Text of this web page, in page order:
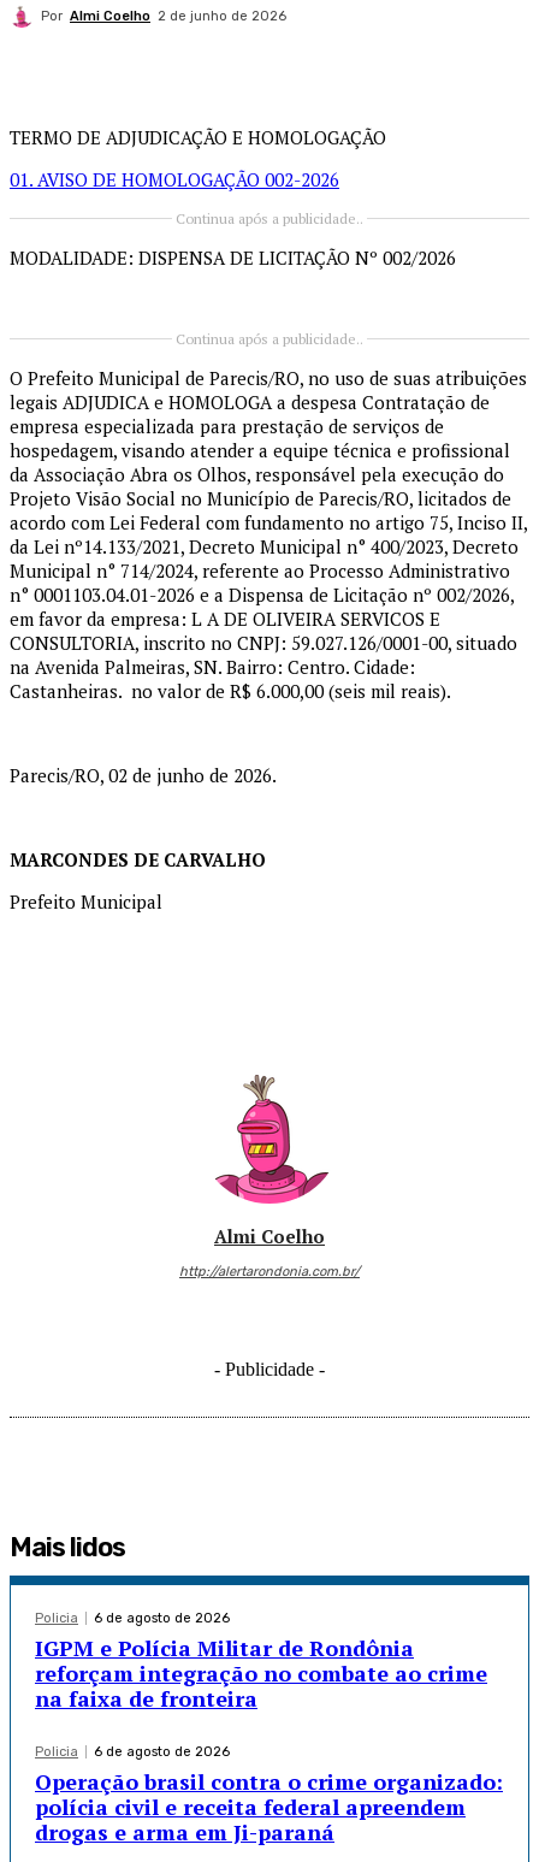
Por Almi Coelho 2 de junho de 2026
TERMO DE ADJUDICAÇÃO E HOMOLOGAÇÃO
01. AVISO DE HOMOLOGAÇÃO 002-2026
Continua após a publicidade..
MODALIDADE: DISPENSA DE LICITAÇÃO Nº 002/2026
Continua após a publicidade..
O Prefeito Municipal de Parecis/RO, no uso de suas atribuições
legais ADJUDICA e HOMOLOGA a despesa Contratação de
empresa especializada para prestação de serviços de
hospedagem, visando atender a equipe técnica e profissional
da Associação Abra os Olhos, responsável pela execução do
Projeto Visão Social no Município de Parecis/RO, licitados de
acordo com Lei Federal com fundamento no artigo 75, Inciso II,
da Lei nº14.133/2021, Decreto Municipal n° 400/2023, Decreto
Municipal n° 714/2024, referente ao Processo Administrativo
n° 0001103.04.01-2026 e a Dispensa de Licitação nº 002/2026,
em favor da empresa: L A DE OLIVEIRA SERVICOS E
CONSULTORIA, inscrito no CNPJ: 59.027.126/0001-00, situado
na Avenida Palmeiras, SN. Bairro: Centro. Cidade:
Castanheiras. no valor de R$ 6.000,00 (seis mil reais).
Parecis/RO, 02 de junho de 2026.
MARCONDES DE CARVALHO
Prefeito Municipal
Almi Coelho
http://alertarondonia.com.br/
- Publicidade -
Mais lidos
Policia 6 de agosto de 2026
IGPM e Polícia Militar de Rondônia
reforçam integração no combate ao crime
na faixa de fronteira
Policia 6 de agosto de 2026
Operação brasil contra o crime organizado:
polícia civil e receita federal apreendem
drogas e arma em Ji-paraná